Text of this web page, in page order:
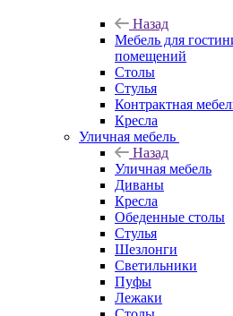
Назад
Мебель для
помещений
Столы
Стулья
Контрактная
Кресла
Уличная мебель
Назад
Уличная мебель
Диваны
Кресла
Обеденные столы
Стулья
Шезлонги
Светильники
Пуфы
Лежаки